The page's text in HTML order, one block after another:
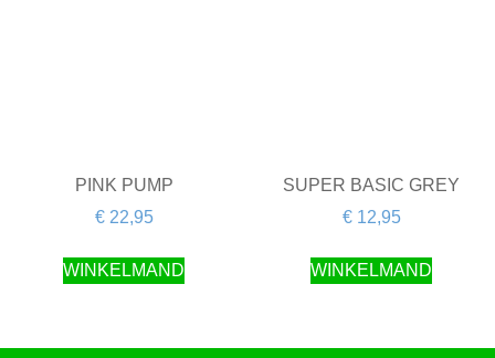
PINK PUMP
€22,95
WINKELMAND
SUPER BASIC GREY
€12,95
WINKELMAND